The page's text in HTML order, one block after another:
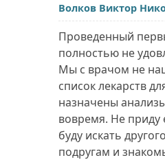
Волков Виктор
Проведенный
полностью не
Мы с врачом не
список лекарств
назначены
вовремя. Не приду
буду искать
подругам и